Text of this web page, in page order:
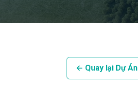
← Quay lại Dự Án